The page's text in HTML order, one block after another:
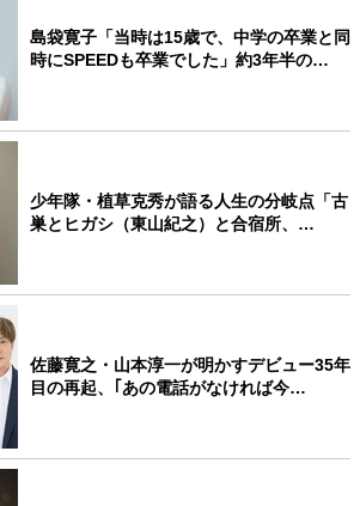
島袋寛子「当時は15歳で、中学の卒業と同
時にSPEEDも卒業でした」約3年半の…
少年隊・植草克秀が語る人生の分岐点「古
巣とヒガシ（東山紀之）と合宿所、…
佐藤寛之・山本淳一が明かすデビュー35年
目の再起、｢あの電話がなければ今…